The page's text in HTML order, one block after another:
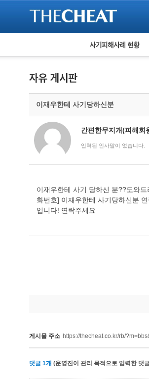
피해사례 현황
보이스피싱 피해사례
유해사이트 목록
비공개 피해사례
워킹홀리데이 피해사례
이재우한테 사기당하신분
간편한무지개(피해회
입력된 인사말이 없습니다.
이재우한테 사기 당하신 분??도와
화번호] 이재우한테 사기당하신분
입니다! 연락주세요
게시물 주소 https://thecheat.co.kr/rb/
댓글 1개 (운영진이 관리 목적으로 입력한 댓